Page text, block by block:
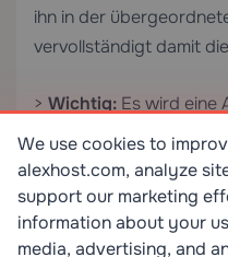
ihn in der
vervollständigt damit
> Wichtig: Es wird eine
geben (normalerweise
DS-Datensatz global
unsignierte Zone
Schritt 6: Überprüfen
We use cookies to
alexhost.com, analyze
support our marketing
information about your
media, advertising, and